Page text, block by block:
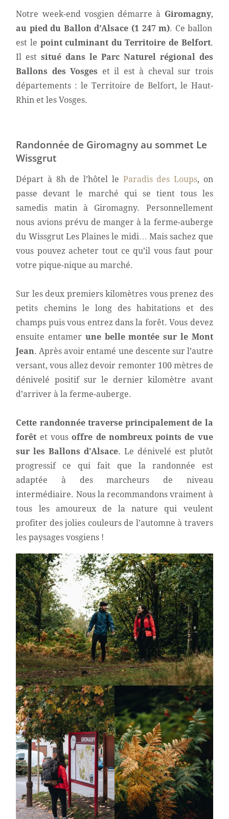
Notre week-end vosgien démarre à Giromagny,
au pied du Ballon d’Alsace (1 247 m). Ce ballon
est le point culminant du Territoire de Belfort.
Il estsitué dans le Parc Naturel régional des
Ballons des Vosges et il est à cheval sur trois
départements : le Territoire de Belfort, le Haut-
Rhin et les Vosges.
Randonnée de Giromagny au sommet Le
Wissgrut
Départ à 8h de l’hôtel le Paradis des Loups, on
passe devant le marché qui se tient tous les
samedis matin à Giromagny. Personnellement
nous avions prévu de manger à la ferme-auberge
du Wissgrut Les Plaines le midi… Mais sachez que
vous pouvez acheter tout ce qu’il vous faut pour
votre pique-nique au marché.
Sur les deux premiers kilomètres vous prenez des
petits chemins le long des habitations et des
champs puis vous entrez dans la forêt. Vous devez
ensuite entamer une belle montée sur le Mont
Jean. Après avoir entamé une descente sur l’autre
versant, vous allez devoir remonter 100 mètres de
dénivelé positif sur le dernier kilomètre avant
d’arriver à la ferme-auberge.
Cette randonnée traverse principalement de la
forêt et vousoffre de nombreux points de vue
sur les Ballons d’Alsace. Le dénivelé est plutôt
progressif ce qui fait que la randonnée est
adaptée à des marcheurs de niveau
intermédiaire. Nous la recommandons vraiment à
tous les amoureux de la nature qui veulent
profiter des jolies couleurs de l’automne à travers
les paysages vosgiens !